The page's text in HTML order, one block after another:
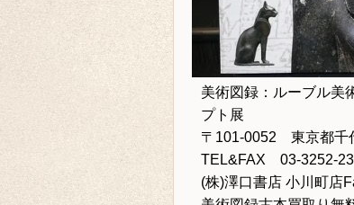
美術図録：ルーブル美
プト展
〒101-0052 東京都千
TEL&FAX 03-3252-
(株)澤口書店 小川町店